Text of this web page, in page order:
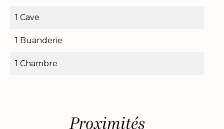
1 Cave
1 Buanderie
1 Chambre
Proximités